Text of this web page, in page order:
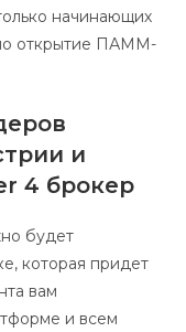
начинающих
открытие ПАММ-
и
4 брокер
будет
которая придет
вам
и всем